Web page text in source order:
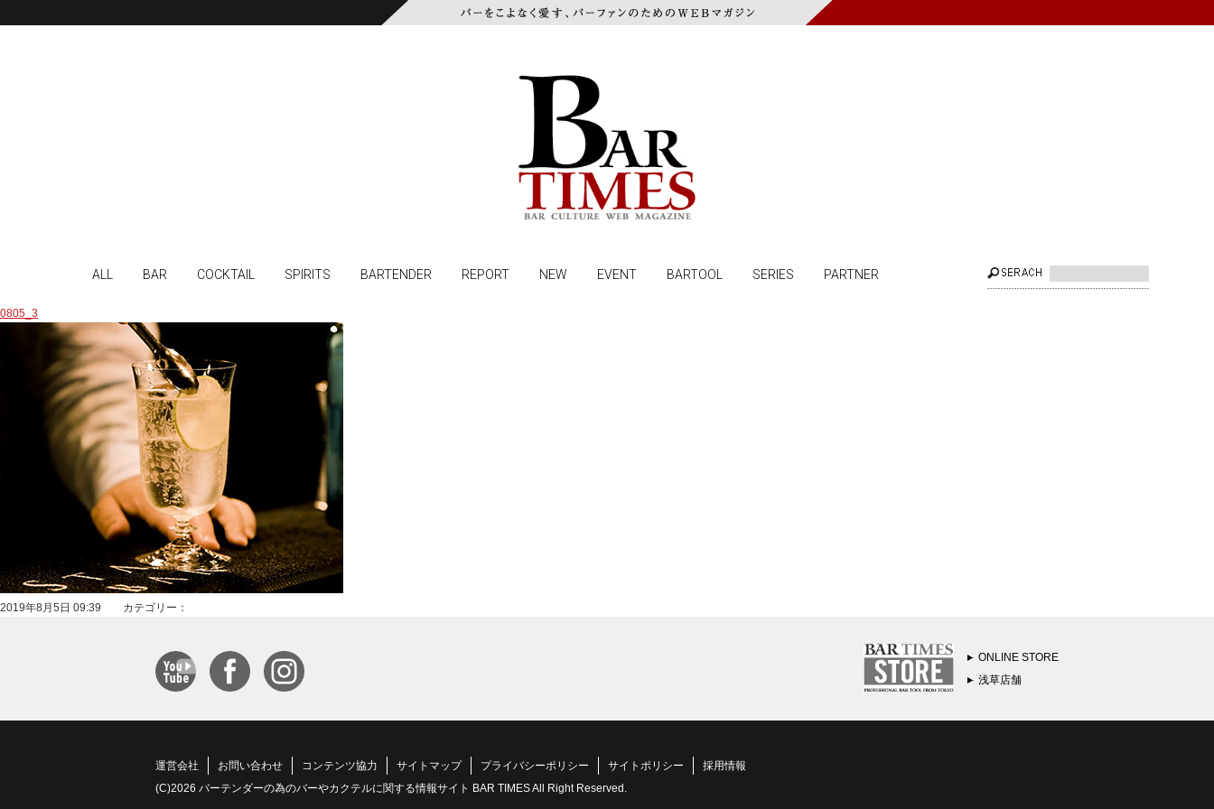
ALL BAR COCKTAIL SPIRITS BARTENDER REPORT NEW EVENT BARTOOL SERIES PARTNER
0805_3
2019年8月5日 09:39 カテゴリー：
ONLINE STORE
浅草店舗
運営会社 お問い合わせ コンテンツ協力 サイトマップ プライバシーポリシー サイトポリシー
採用情報
(C)2026 バーテンダーの為のバーやカクテルに関する情報サイト BAR TIMES All Right Reserved.